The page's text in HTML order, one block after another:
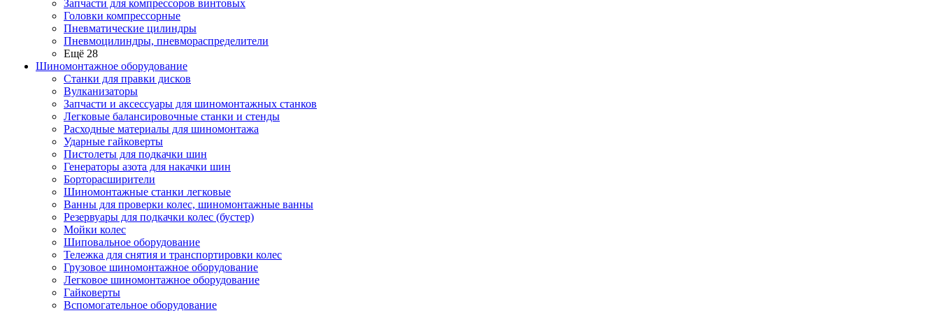
Запчасти для компрессоров винтовых
Головки компрессорные
Пневматические цилиндры
Пневмоцилиндры, пневмораспределители
Ещё 28
Шиномонтажное оборудование
Станки для правки дисков
Вулканизаторы
Запчасти и аксессуары для шиномонтажных станков
Легковые балансировочные станки и стенды
Расходные материалы для шиномонтажа
Ударные гайковерты
Пистолеты для подкачки шин
Генераторы азота для накачки шин
Борторасширители
Шиномонтажные станки легковые
Ванны для проверки колес, шиномонтажные ванны
Резервуары для подкачки колес (бустер)
Мойки колес
Шиповальное оборудование
Тележка для снятия и транспортировки колес
Грузовое шиномонтажное оборудование
Легковое шиномонтажное оборудование
Гайковерты
Вспомогательное оборудование